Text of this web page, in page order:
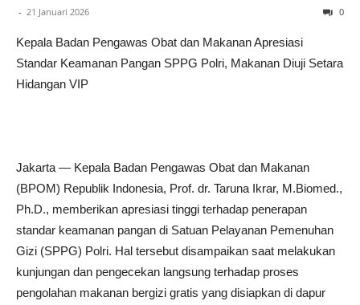
- 21 Januari 2026 0
Kepala Badan Pengawas Obat dan Makanan Apresiasi
Standar Keamanan Pangan SPPG Polri, Makanan Diuji Setara
Hidangan VIP
Jakarta — Kepala Badan Pengawas Obat dan Makanan
(BPOM) Republik Indonesia, Prof. dr. Taruna Ikrar, M.Biomed.,
Ph.D., memberikan apresiasi tinggi terhadap penerapan
standar keamanan pangan di Satuan Pelayanan Pemenuhan
Gizi (SPPG) Polri. Hal tersebut disampaikan saat melakukan
kunjungan dan pengecekan langsung terhadap proses
pengolahan makanan bergizi gratis yang disiapkan di dapur